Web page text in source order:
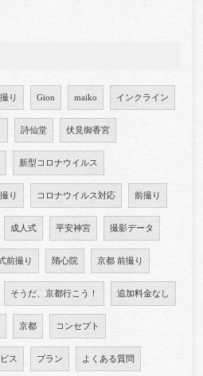
り Gion maiko インクライン
詩仙堂 伏見御香宮
新型コロナウイルス
り コロナウイルス対応 前撮り
成人式 平安神宮 撮影データ
前撮り 隋心院 京都 前撮り
そうだ、京都行こう！ 追加料金なし
京都 コンセプト
ス プラン よくある質問